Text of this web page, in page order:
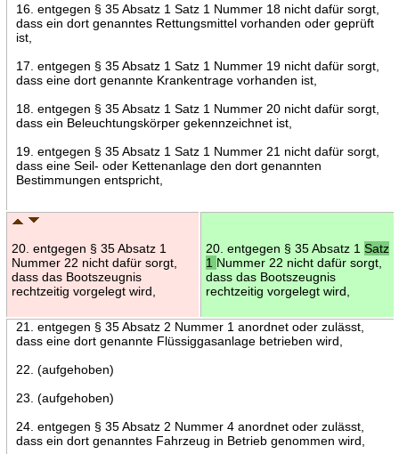
16. entgegen § 35 Absatz 1 Satz 1 Nummer 18 nicht dafür sorgt,
dass ein dort genanntes Rettungsmittel vorhanden oder geprüft
ist,
17. entgegen § 35 Absatz 1 Satz 1 Nummer 19 nicht dafür sorgt,
dass eine dort genannte Krankentrage vorhanden ist,
18. entgegen § 35 Absatz 1 Satz 1 Nummer 20 nicht dafür sorgt,
dass ein Beleuchtungskörper gekennzeichnet ist,
19. entgegen § 35 Absatz 1 Satz 1 Nummer 21 nicht dafür sorgt,
dass eine Seil- oder Kettenanlage den dort genannten
Bestimmungen entspricht,
20. entgegen § 35 Absatz 1
Nummer 22 nicht dafür sorgt,
dass das Bootszeugnis
rechtzeitig vorgelegt wird,
20. entgegen § 35 Absatz 1 Satz
1 Nummer 22 nicht dafür sorgt,
dass das Bootszeugnis
rechtzeitig vorgelegt wird,
21. entgegen § 35 Absatz 2 Nummer 1 anordnet oder zulässt,
dass eine dort genannte Flüssiggasanlage betrieben wird,
22. (aufgehoben)
23. (aufgehoben)
24. entgegen § 35 Absatz 2 Nummer 4 anordnet oder zulässt,
dass ein dort genanntes Fahrzeug in Betrieb genommen wird,